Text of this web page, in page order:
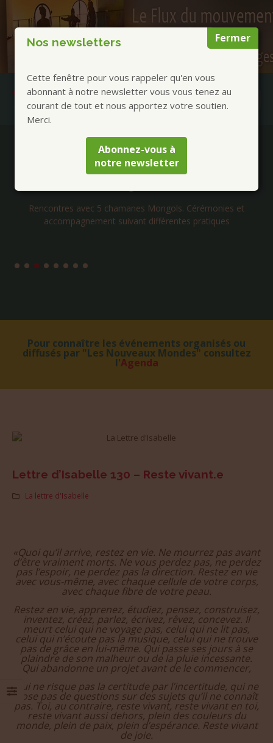
Fermer
Nos newsletters
Cette fenêtre pour vous rappeler qu'en vous
abonnant à notre newsletter vous vous tenez au
courant de tout et nous apportez votre soutien.
Merci.
Abonnez-vous à
notre newsletter
Publications à la Une !
Séjours Mongolie chamanique été 2026 avec
Rencontres avec 5 chamanes Mongols. Cérémonies et
accompagnement suivant différentes pratiques
Pour connaître les événements organisés ou
diffusés par "Les Nouveaux Mondes" consultez
l'Agenda
Lettre d’Isabelle 130 – Reste vivant.e
La lettre d'Isabelle
«Quoi qu’il arrive, restez en vie. Ne mourrez pas avant
d’être vraiment morts. Ne vous perdez pas, ne perdez
pas l’espoir, ne perdez pas la direction. Restez en vie
avec vous-même, avec chaque cellule de votre corps,
avec chaque fibre de votre peau.
Restez en vie, apprenez, étudiez, pensez, construisez,
inventez, créez, parlez, écrivez, rêvez, concevez. Il
meurt celui qui ne voyage pas, celui qui ne lit pas,
celui qui n’écoute pas la musique, celui qui ne trouve
pas de grâce en lui-même. Qui passe ses jours à se
plaindre de son malheur ou de la pluie incessante.
Qui abandonne un projet avant de le commencer,
qui ne risque pas la certitude par l’incertitude, qui ne
pose pas de questions sur des sujets qu’il ne connaît
pas. Toi, au contraire, reste vivant, reste vivant en toi,
reste vivant aussi dehors, plein des couleurs du
monde, plein de paix, plein d’espérance. Reste vivant
de joie.